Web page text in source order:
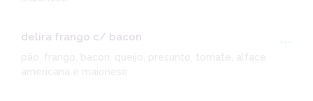
delira frango c/ bacon
---
pão, frango, bacon, queijo, presunto, tomate, alface
americana e maionese.